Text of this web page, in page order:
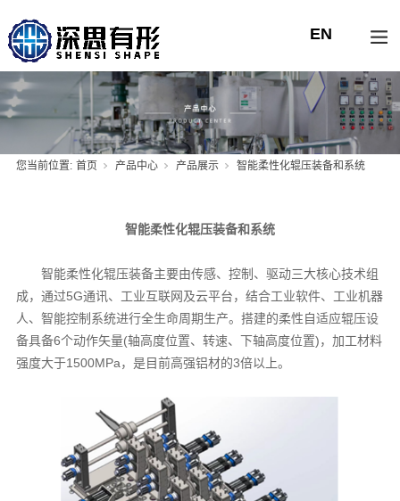
您当前位置: 首页 产品中心 产品展示 智能柔性化辊压装备和系统
智能柔性化辊压装备和系统
智能柔性化辊压装备主要由传感、控制、驱动三大核心技术组
成，通过5G通讯、工业互联网及云平台，结合工业软件、工业机器
人、智能控制系统进行全生命周期生产。搭建的柔性自适应辊压设
备具备6个动作矢量(轴高度位置、转速、下轴高度位置)，加工材料
强度大于1500MPa，是目前高强铝材的3倍以上。